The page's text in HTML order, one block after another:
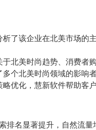
析了该企业在北美市场
北美时尚趋势、消费者
多个北美时尚领域的影响
优化，慧新软件帮助客
名显著提升，自然流